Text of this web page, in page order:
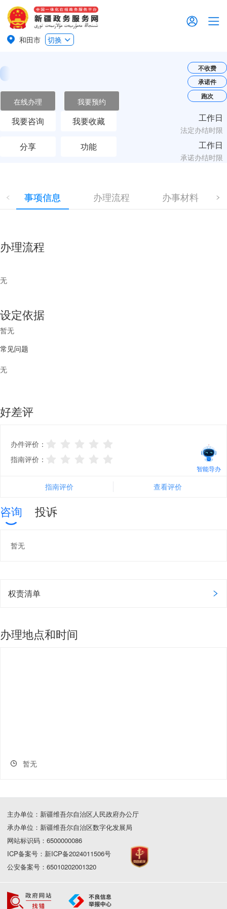
和田市 切换
智能导办
在线办理 我要预约
我要咨询 我要收藏
分享 功能
不收费
承诺件
跑次
工作日
法定办结时限
工作日
承诺办结时限
事项信息 办理流程 办事材料
办理流程
无
设定依据
暂无
常见问题
无
好差评
办件评价：
指南评价：
指南评价 查看评价
咨询 投诉
暂无
权责清单
办理地点和时间
暂无
主办单位：新疆维吾尔自治区人民政府办公厅
承办单位：新疆维吾尔自治区数字化发展局
网站标识码：6500000086
ICP备案号：新ICP备2024011506号
公安备案号：65010202001320